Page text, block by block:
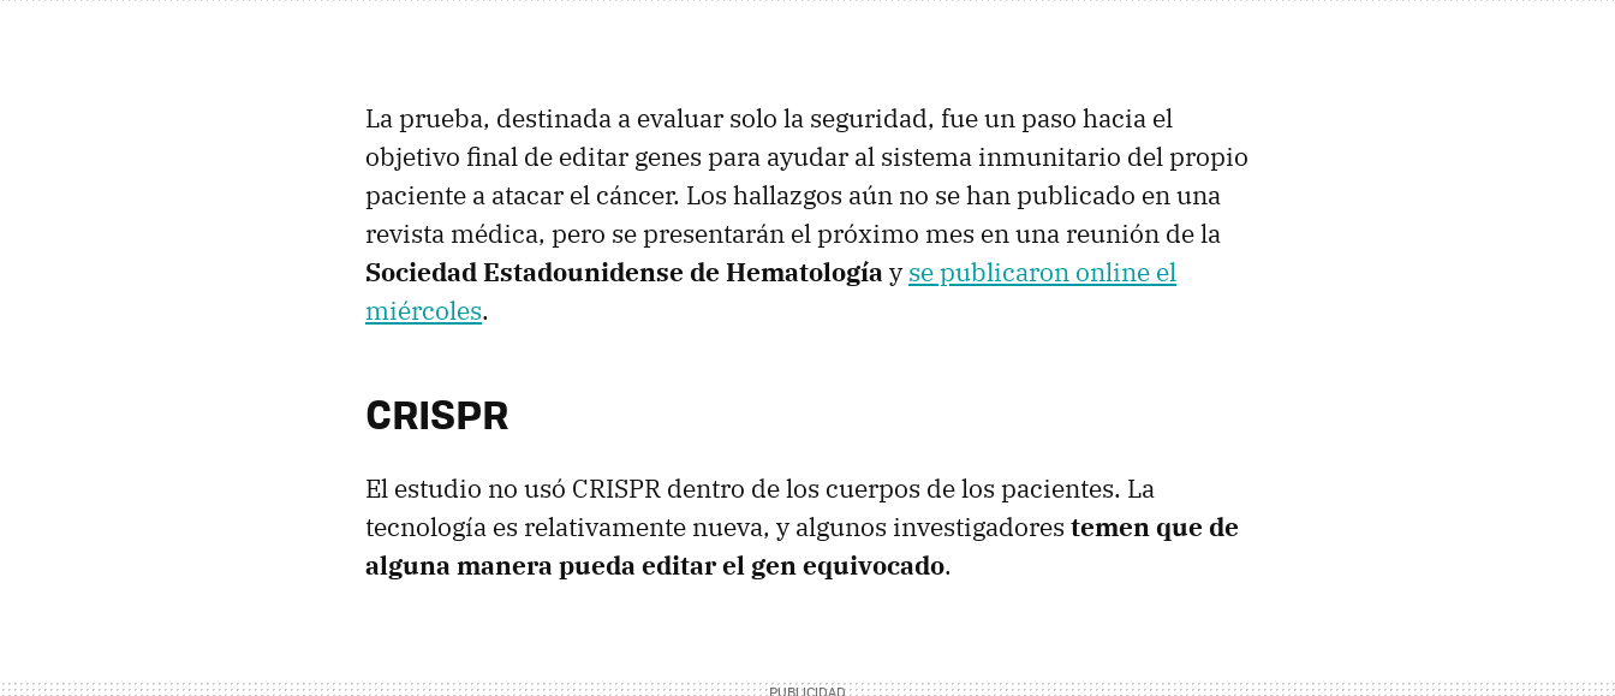
La prueba, destinada a evaluar solo la seguridad, fue un paso hacia el
objetivo final de editar genes para ayudar al sistema inmunitario del propio
paciente a atacar el cáncer. Los hallazgos aún no se han publicado en una
revista médica, pero se presentarán el próximo mes en una reunión de la
Sociedad Estadounidense de Hematología yse publicaron online el
miércoles.
CRISPR
El estudio no usó CRISPR dentro de los cuerpos de los pacientes. La
tecnología es relativamente nueva, y algunos investigadores temen que de
alguna manera pueda editar el gen equivocado.